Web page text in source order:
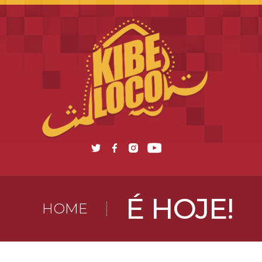
HOME É HOJE!